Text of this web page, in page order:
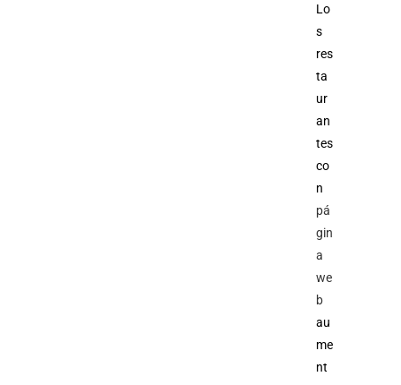
Lo
s
res
ta
ur
an
tes
co
n
pá
gin
a
we
b
au
me
nt